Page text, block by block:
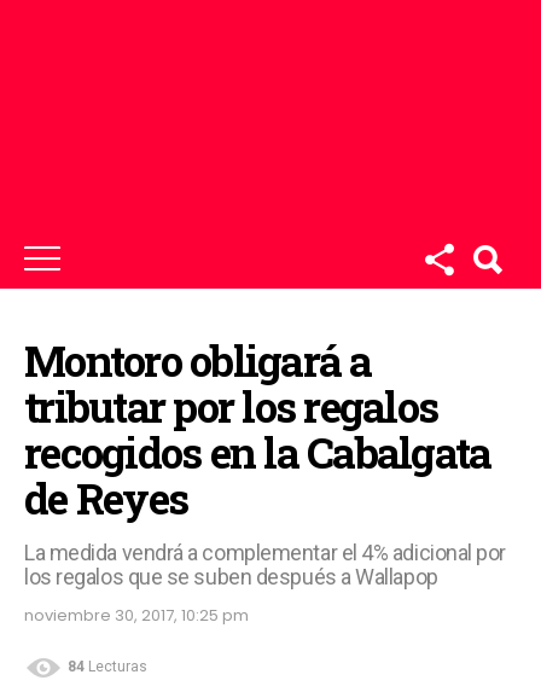
Montoro obligará a
tributar por los regalos
recogidos en la Cabalgata
de Reyes
La medida vendrá a complementar el 4% adicional por
los regalos que se suben después a Wallapop
noviembre 30, 2017, 10:25 pm
84 Lecturas